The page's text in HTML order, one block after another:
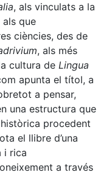
, als vinculats a la
que
ciències, des de
, als més
cultura de Lingua
apunta el títol, a
a pensar,
una estructura que
procedent
el llibre d’una
i rica
a través